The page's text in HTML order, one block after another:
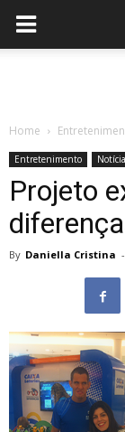
Home
Entretenimento
Projeto
By Daniella Cristina -